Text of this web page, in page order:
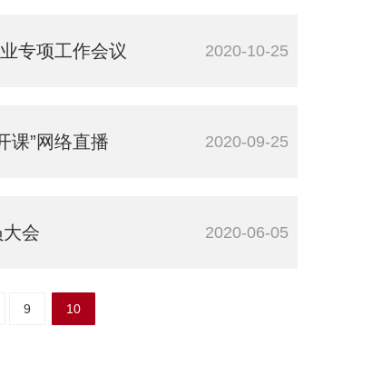
专项工作会议 2020-10-25
课”网络直播 2020-09-25
会 2020-06-05
9 10